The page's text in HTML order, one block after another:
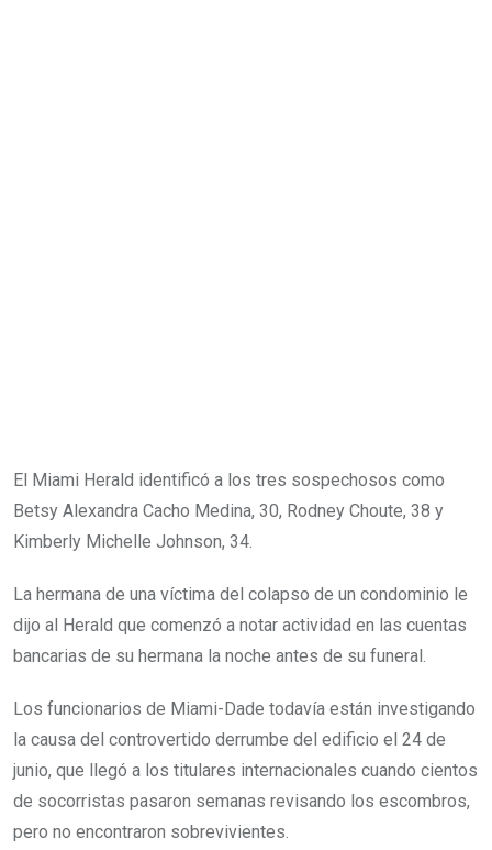
El Miami Herald identificó a los tres sospechosos como
Betsy Alexandra Cacho Medina, 30, Rodney Choute, 38 y
Kimberly Michelle Johnson, 34.
La hermana de una víctima del colapso de un condominio le
dijo al Herald que comenzó a notar actividad en las cuentas
bancarias de su hermana la noche antes de su funeral.
Los funcionarios de Miami-Dade todavía están investigando
la causa del controvertido derrumbe del edificio el 24 de
junio, que llegó a los titulares internacionales cuando cientos
de socorristas pasaron semanas revisando los escombros,
pero no encontraron sobrevivientes.